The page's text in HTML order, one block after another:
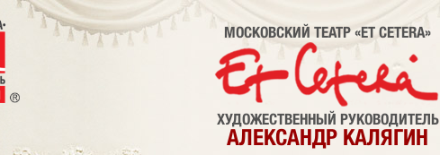
МОСКОВСКИЙ ТЕАТР «ET CETERA»
ХУДОЖЕСТВЕННЫЙ РУКОВОДИТЕЛЬ
АЛЕКСАНДР КАЛЯГИН